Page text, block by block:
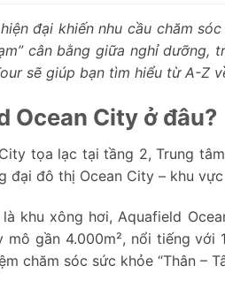
đại khiến nhu cầu chăm
cân bằng giữa nghỉ
sẽ giúp bạn tìm hiểu từ A-Z
Ocean City ở đâu?
tọa lạc tại tầng 2, Trung
đại đô thị Ocean City – khu
là khu xông hơi, Aquafield
mô gần 4.000m², nổi tiếng
chăm sóc sức khỏe “Thân –